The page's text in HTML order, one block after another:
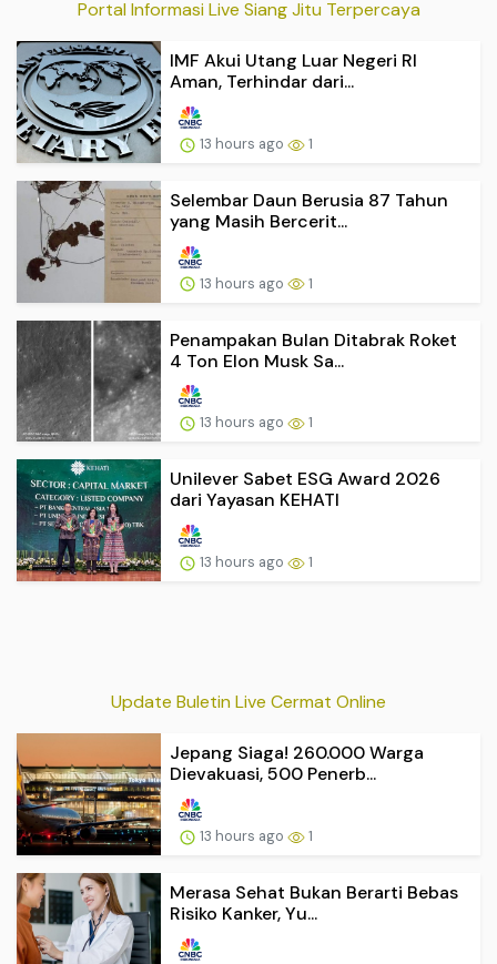
Portal Informasi Live Siang Jitu Terpercaya
IMF Akui Utang Luar Negeri RI
Aman, Terhindar dari...
13 hours ago 1
Selembar Daun Berusia 87 Tahun
yang Masih Bercerit...
13 hours ago 1
Penampakan Bulan Ditabrak Roket
4 Ton Elon Musk Sa...
13 hours ago 1
Unilever Sabet ESG Award 2026
dari Yayasan KEHATI
13 hours ago 1
Update Buletin Live Cermat Online
Jepang Siaga! 260.000 Warga
Dievakuasi, 500 Penerb...
13 hours ago 1
Merasa Sehat Bukan Berarti Bebas
Risiko Kanker, Yu...